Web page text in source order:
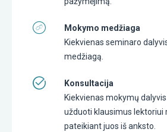
Mokymo medžiaga
Kiekvienas seminaro
medžiagą.
Konsultacija
Kiekvienas mokymų
užduoti klausimus lektoriui
pateikiant juos iš anksto.